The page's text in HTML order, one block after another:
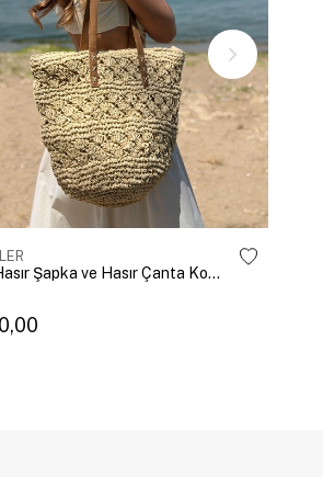
Kirazlı Hasır Şapka ve Hasır Çanta Kombini